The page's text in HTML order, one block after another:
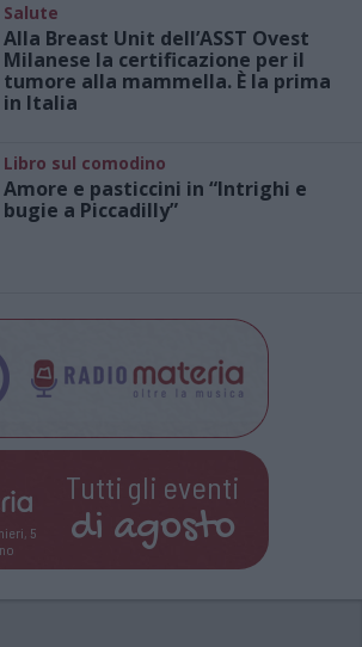
Salute
Alla Breast Unit dell’ASST Ovest
Milanese la certificazione per il
tumore alla mammella. È la prima
in Italia
Libro sul comodino
Amore e pasticcini in “Intrighi e
bugie a Piccadilly”
5
Tutti gli eventi
di agosto